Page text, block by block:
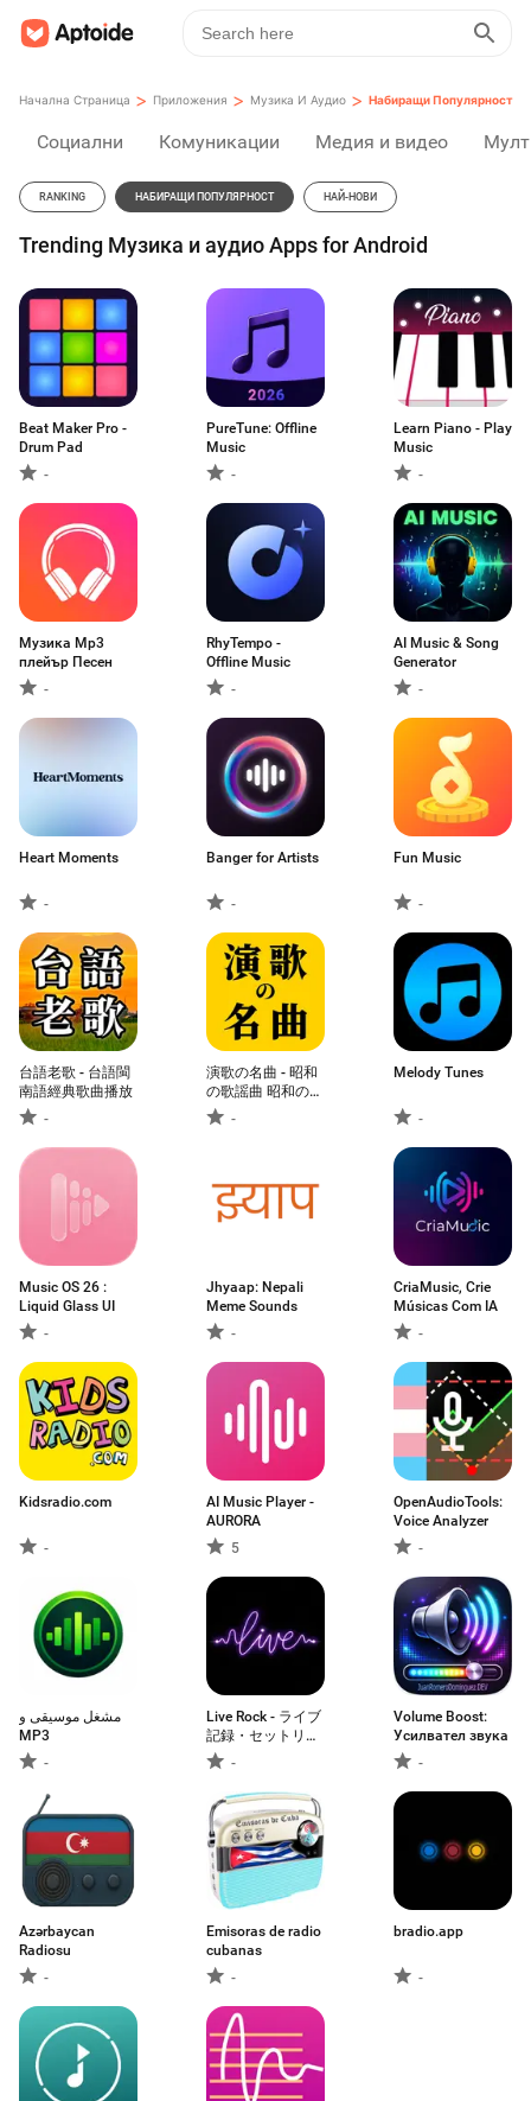
Начална Страница > Приложения > Музика И Аудио > Набиращи Популярност
Социални Комуникации Медия и видео
RANKING НАБИРАЩИ ПОПУЛЯРНОСТ НАЙ-НОВИ
Trending Музика и аудио Apps for Android
Beat Maker Pro -
Drum Pad
-
PureTune: Offline
Music
-
Learn Piano - Play
Music
-
Музика Mp3
плейър Песен
-
RhyTempo -
Offline Music
-
AI Music & Song
Generator
-
Heart Moments
-
Banger for Artists
-
Fun Music
-
台語老歌 - 台語閩
南語經典歌曲播放
-
演歌の名曲 - 昭和
の歌謡曲 昭和の名
曲 懐メロ
-
Melody Tunes
-
Music OS 26 :
Liquid Glass UI
-
Jhyaap: Nepali
Meme Sounds
-
CriaMusic, Crie
Músicas Com IA
-
Kidsradio.com
-
AI Music Player -
AURORA
5
OpenAudioTools:
Voice Analyzer
-
مشغل موسيقى و
MP3
-
Live Rock - ライブ
記録・セットリス
ト管理
-
Volume Boost:
Усилвател звука
-
Azərbaycan
Radiosu
-
Emisoras de radio
cubanas
-
bradio.app
-